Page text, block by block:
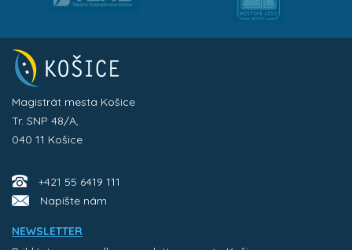
Magistrát mesta Košice
Tr. SNP 48/A,
040 11 Košice
+421 55 6419 111
Napíšte nám
NEWSLETTER